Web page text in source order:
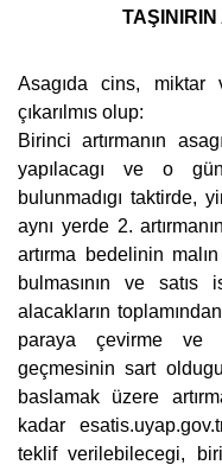
TAŞINIRIN
Asagıda cins, miktar
çıkarılmıs olup:
Birinci artırmanın
yapılacagı ve o
bulunmadıgı taktirde,
aynı yerde 2.
artırma bedelinin
bulmasının ve satıs
alacakların
paraya çevirme ve
geçmesinin sart
baslamak üzere
kadar
teklif verilebilecegi,